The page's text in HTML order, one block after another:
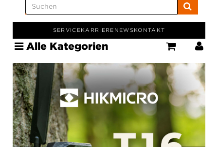
SERVICEKARRIERE NEWSKONTAKT
Alle Kategorien